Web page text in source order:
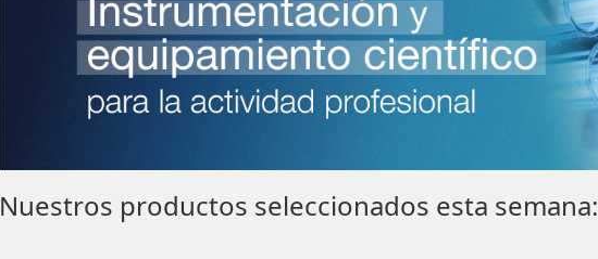
Nuestros productos seleccionados esta semana: